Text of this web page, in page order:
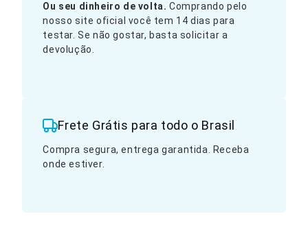
Ou seu dinheiro de volta. Comprando pelo
nosso site oficial você tem 14 dias para
testar. Se não gostar, basta solicitar a
devolução.
Frete Grátis para todo o Brasil
Compra segura, entrega garantida. Receba
onde estiver.